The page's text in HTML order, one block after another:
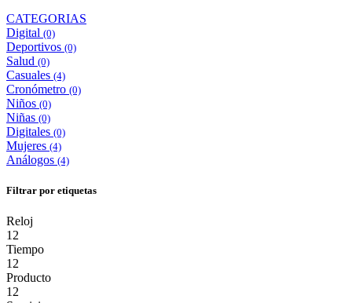
CATEGORIAS
Digital (0)
Deportivos (0)
Salud (0)
Casuales (4)
Cronómetro (0)
Niños (0)
Niñas (0)
Digitales (0)
Mujeres (4)
Análogos (4)
Filtrar por etiquetas
Reloj
12
Tiempo
12
Producto
12